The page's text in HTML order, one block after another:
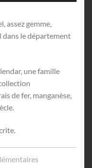
assez gemme,
dans le département
une famille
de fer, manganèse,